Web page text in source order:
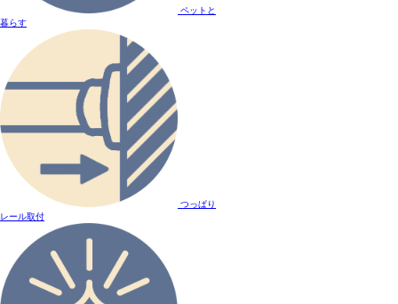
ペットと
暮らす
つっぱり
レール取付